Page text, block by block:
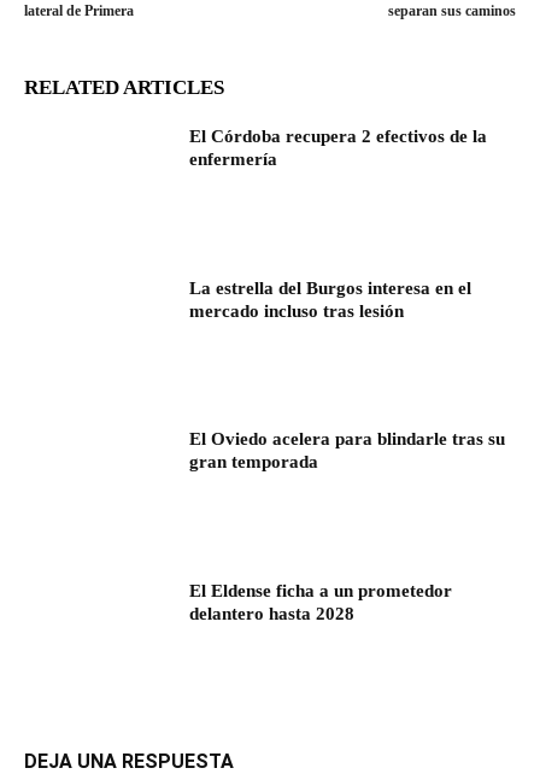
lateral de Primera separan sus caminos
RELATED ARTICLES
El Córdoba recupera 2 efectivos de la
enfermería
La estrella del Burgos interesa en el
mercado incluso tras lesión
El Oviedo acelera para blindarle tras su
gran temporada
El Eldense ficha a un prometedor
delantero hasta 2028
DEJA UNA RESPUESTA